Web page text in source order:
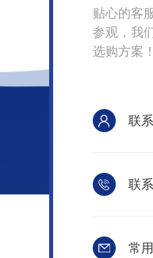
贴心的客
参观，我
选购方案！
联
联
常